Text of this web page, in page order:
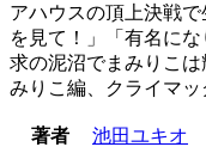
アハウスの頂上決戦
を見て！」「有名に
求の泥沼でまみりこ
みりこ編、クライマッ
著者
池田ユキオ